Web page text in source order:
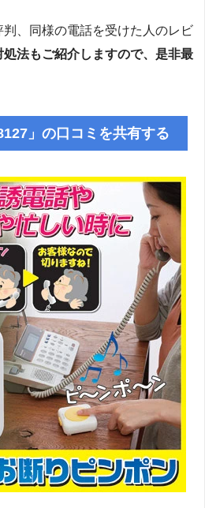
、同様の電話を受けた人のレビ
処法もご紹介しますので、是非最
」の口コミを共有する